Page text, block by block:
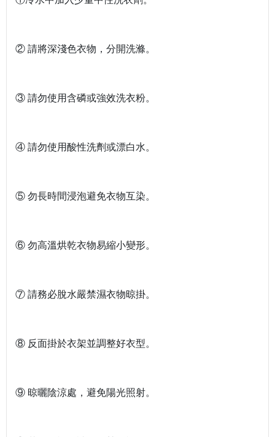
② 請將深淺色衣物，分開洗滌。
③ 請勿使用含磷或強效洗衣粉。
④ 請勿使用酸性洗劑或漂白水。
⑤ 勿長時間浸泡避免衣物互染。
⑥ 勿高溫烘乾衣物易縮小變形。
⑦ 請務必脫水嚴禁濕衣物晾掛。
⑧ 反面掛於衣架並調整好衣型。
⑨ 晾曬陰涼處，避免陽光照射。